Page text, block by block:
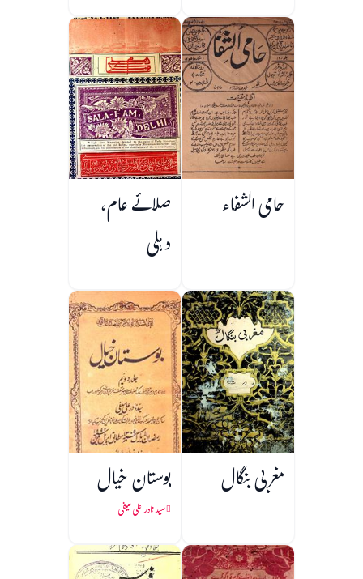
حامی الشفاء صلائے عام،
دہلی
مغربی بنگال بوستان خیال
سید نادر علی سیفی